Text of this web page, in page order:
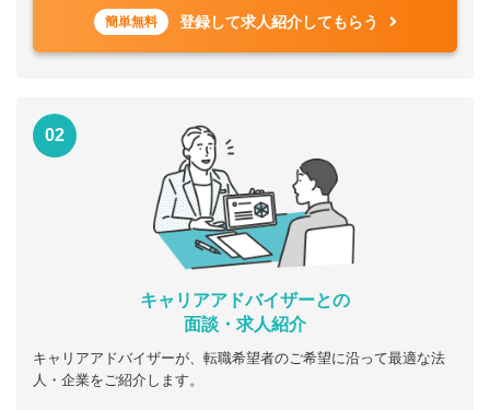
簡単無料 登録して求人紹介してもらう
02
キャリアアドバイザーとの
面談・求人紹介
キャリアアドバイザーが、転職希望者のご希望に沿って最適な法
人・企業をご紹介します。